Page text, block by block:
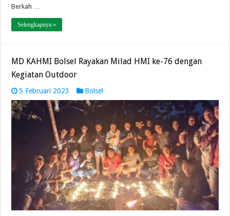
Berkah …
Selengkapnya »
MD KAHMI Bolsel Rayakan Milad HMI ke-76 dengan
Kegiatan Outdoor
5 Februari 2023 Bolsel